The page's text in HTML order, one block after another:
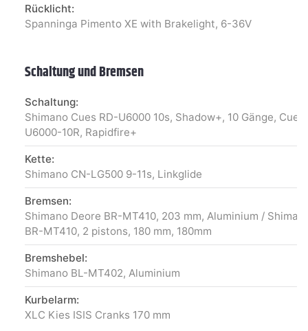
Rücklicht:
Spanninga Pimento XE with Brakelight, 6-36V
Schaltung und Bremsen
Schaltung:
Shimano Cues RD-U6000 10s, Shadow+, 10 Gänge, Cues
U6000-10R, Rapidfire+
Kette:
Shimano CN-LG500 9-11s, Linkglide
Bremsen:
Shimano Deore BR-MT410, 203 mm, Aluminium /
BR-MT410, 2 pistons, 180 mm, 180mm
Bremshebel:
Shimano BL-MT402, Aluminium
Kurbelarm:
XLC Kies ISIS Cranks 170 mm